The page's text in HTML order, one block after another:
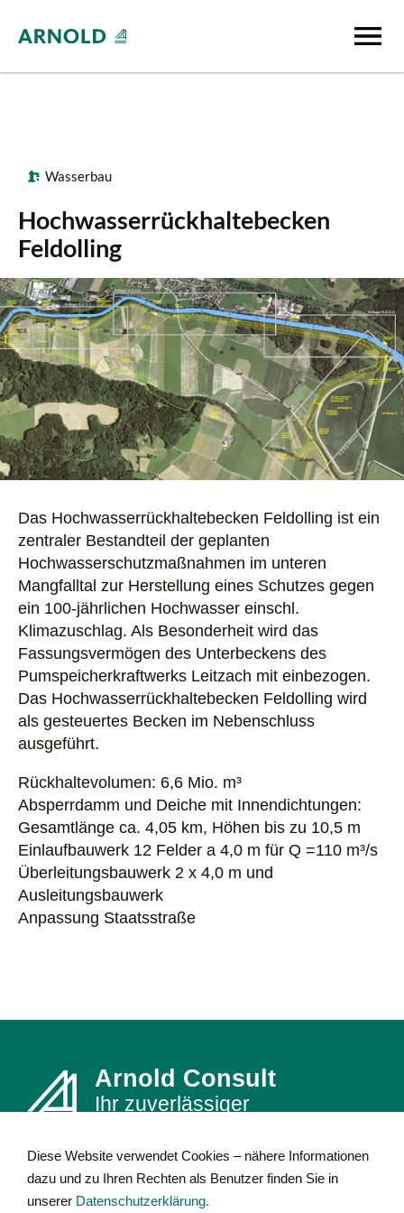
Diese Website verwendet Cookies – nähere Informationen
dazu und zu Ihren Rechten als Benutzer finden Sie in
unserer Datenschutzerklärung.
Wasserbau
Hochwasserrückhaltebecken
Feldolling
Das Hochwasserrückhaltebecken Feldolling ist ein
zentraler Bestandteil der geplanten
Hochwasserschutzmaßnahmen im unteren
Mangfalltal zur Herstellung eines Schutzes gegen
ein 100-jährlichen Hochwasser einschl.
Klimazuschlag. Als Besonderheit wird das
Fassungsvermögen des Unterbeckens des
Pumspeicherkraftwerks Leitzach mit einbezogen.
Das Hochwasserrückhaltebecken Feldolling wird
als gesteuertes Becken im Nebenschluss
ausgeführt.
Rückhaltevolumen: 6,6 Mio. m³
Absperrdamm und Deiche mit Innendichtungen:
Gesamtlänge ca. 4,05 km, Höhen bis zu 10,5 m
Einlaufbauwerk 12 Felder a 4,0 m für Q =110 m³/s
Überleitungsbauwerk 2 x 4,0 m und
Ausleitungsbauwerk
Anpassung Staatsstraße
Arnold Consult
Ihr zuverlässiger